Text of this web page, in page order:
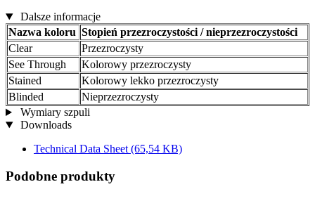
Dalsze informacje
Nazwa koloru Stopień przezroczystości / nieprzezroczystości
Clear
Przezroczysty
See Through
Kolorowy przezroczysty
Stained
Kolorowy lekko przezroczysty
Blinded
Nieprzezroczysty
Wymiary szpuli
Downloads
Technical Data Sheet (65,54 KB)
Podobne produkty